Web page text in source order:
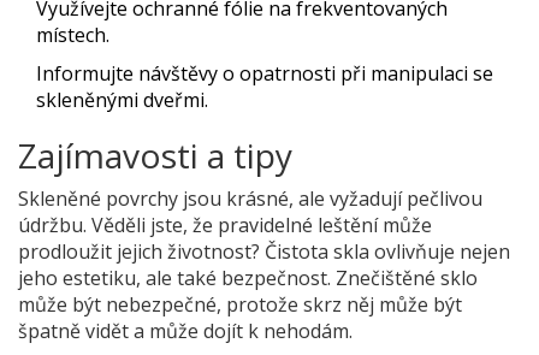
Využívejte ochranné fólie na frekventovaných
místech.
Informujte návštěvy o opatrnosti při manipulaci se
skleněnými dveřmi.
Zajímavosti a tipy
Skleněné povrchy jsou krásné, ale vyžadují pečlivou
údržbu. Věděli jste, že pravidelné leštění může
prodloužit jejich životnost? Čistota skla ovlivňuje nejen
jeho estetiku, ale také bezpečnost. Znečištěné sklo
může být nebezpečné, protože skrz něj může být
špatně vidět a může dojít k nehodám.